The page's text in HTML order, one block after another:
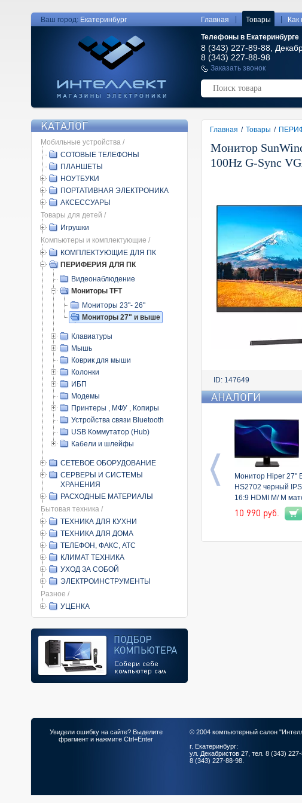
Ваш город: Екатеринбург Главная Товары Как
Телефоны в Екатеринбурге
8 (343) 227-89-88,
8 (343) 227-88-98
Заказать звонок
КАТАЛОГ
Мобильные устройства /
СОТОВЫЕ ТЕЛЕФОНЫ
ПЛАНШЕТЫ
НОУТБУКИ
ПОРТАТИВНАЯ ЭЛЕКТРОНИКА
АКСЕССУАРЫ
Товары для детей /
Игрушки
Компьютеры и комплектующие /
КОМПЛЕКТУЮЩИЕ ДЛЯ ПК
ПЕРИФЕРИЯ ДЛЯ ПК
Видеонаблюдение
Мониторы TFT
Мониторы 23"- 26"
Мониторы 27" и выше
Клавиатуры
Мышь
Коврик для мыши
Колонки
ИБП
Модемы
Принтеры , МФУ , Копиры
Устройства связи Bluetooth
USB Коммутатор (Hub)
Кабели и шлейфы
СЕТЕВОЕ ОБОРУДОВАНИЕ
СЕРВЕРЫ И СИСТЕМЫ
ХРАНЕНИЯ
РАСХОДНЫЕ МАТЕРИАЛЫ
Бытовая техника /
ТЕХНИКА ДЛЯ КУХНИ
ТЕХНИКА ДЛЯ ДОМА
ТЕЛЕФОН, ФАКС, АТС
КЛИМАТ ТЕХНИКА
УХОД ЗА СОБОЙ
ЭЛЕКТРОИНСТРУМЕНТЫ
Разное /
УЦЕНКА
Главная / Товары /
Монитор
100Hz G-Sync
ID: 147649
АНАЛОГИ
Монитор Hiper 27"
HS2702 черный
16:9 HDMI M/ M
1000:1 250cd 178гр/
1920x1080 100Hz
10 990 руб.
Увидели ошибку на сайте? Выделите
фрагмент и нажмите Ctrl+Enter
© 2004 компьютерный салон
г. Екатеринбург:
ул. Декабристов 27, тел. 8 (343) 227-
8 (343) 227-88-98.